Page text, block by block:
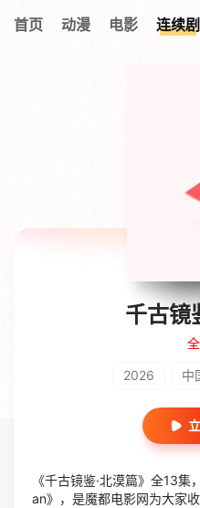
首页 动漫 电影 连续剧
千古镜
2026 中
《千古镜鉴·北漠篇》全13
an》，是魔都电影网为大家